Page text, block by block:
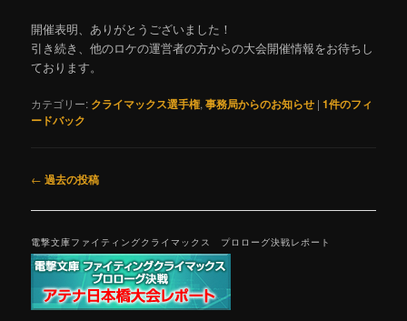
開催表明、ありがとうございました！
引き続き、他のロケの運営者の方からの大会開催情報をお待ちし
ております。
カテゴリー: クライマックス選手権,事務局からのお知らせ |1件のフィ
ードバック
投
ナ
ビ
ゲ
ー
シ
ョ
← 過去の投稿
電撃文庫ファイティングクライマックス プロローグ決戦レポート